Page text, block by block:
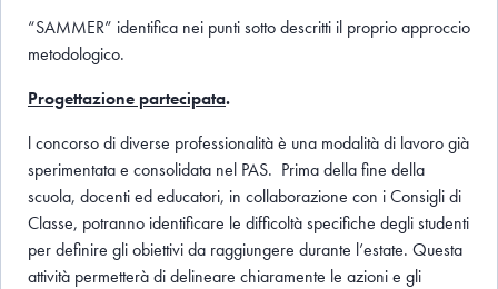
“SAMMER” identifica nei punti sotto descritti il proprio approccio
metodologico.
Progettazione partecipata.
l concorso di diverse professionalità è una modalità di lavoro già
sperimentata e consolidata nel PAS. Prima della fine della
scuola, docenti ed educatori, in collaborazione con i Consigli di
Classe, potranno identificare le difficoltà specifiche degli studenti
per definire gli obiettivi da raggiungere durante l’estate. Questa
attività permetterà di delineare chiaramente le azioni e gli